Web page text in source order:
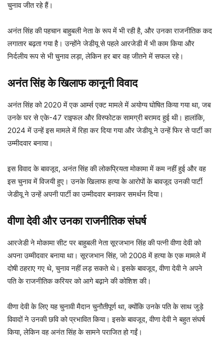
चुनाव जीत रहे हैं।
अनंत सिंह की पहचान बाहुबली नेता के रूप में भी रही है, और उनका राजनीतिक कद
लगातार बढ़ता गया है। उन्होंने जेडीयू से पहले आरजेडी में भी काम किया और
निर्दलीय रूप से भी चुनाव लड़ा, लेकिन हर बार वह जीतने में सफल रहे।
अनंत सिंह के खिलाफ कानूनी विवाद
अनंत सिंह को 2020 में एक आर्म्स एक्ट मामले में अयोग्य घोषित किया गया था, जब
उनके घर से एके-47 राइफल और विस्फोटक सामग्री बरामद हुई थी। हालांकि,
2024 में उन्हें इस मामले में रिहा कर दिया गया और जेडीयू ने उन्हें फिर से पार्टी का
उम्मीदवार बनाया।
इस विवाद के बावजूद, अनंत सिंह की लोकप्रियता मोकामा में कम नहीं हुई और वह
इस चुनाव में विजयी हुए। उनके खिलाफ हत्या के आरोपों के बावजूद उनकी पार्टी
जेडीयू ने उन्हें अपनी पार्टी का उम्मीदवार बनाकर समर्थन दिया।
वीणा देवी और उनका राजनीतिक संघर्ष
आरजेडी ने मोकामा सीट पर बाहुबली नेता सूरजभान सिंह की पत्नी वीणा देवी को
अपना उम्मीदवार बनाया था। सूरजभान सिंह, जो 2008 में हत्या के एक मामले में
दोषी ठहराए गए थे, चुनाव नहीं लड़ सकते थे। इसके बावजूद, वीणा देवी ने अपने
पति के राजनीतिक करियर को आगे बढ़ाने की कोशिश की।
वीणा देवी के लिए यह चुनावी मैदान चुनौतीपूर्ण था, क्योंकि उनके पति के साथ जुड़े
विवादों ने उनकी छवि को प्रभावित किया। इसके बावजूद, वीणा देवी ने बहुत संघर्ष
किया, लेकिन वह अनंत सिंह के सामने पराजित हो गईं।